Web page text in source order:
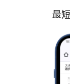
最